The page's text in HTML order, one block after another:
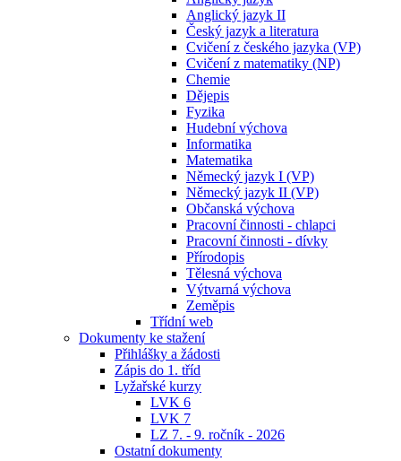
Anglický jazyk II
Český jazyk a literatura
Cvičení z českého jazyka (VP)
Cvičení z matematiky (NP)
Chemie
Dějepis
Fyzika
Hudební výchova
Informatika
Matematika
Německý jazyk I (VP)
Německý jazyk II (VP)
Občanská výchova
Pracovní činnosti - chlapci
Pracovní činnosti - dívky
Přírodopis
Tělesná výchova
Výtvarná výchova
Zeměpis
Třídní web
Dokumenty ke stažení
Přihlášky a žádosti
Zápis do 1. tříd
Lyžařské kurzy
LVK 6
LVK 7
LZ 7. - 9. ročník - 2026
Ostatní dokumenty